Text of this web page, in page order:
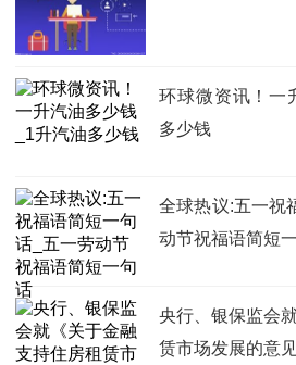
环球微资讯！一
多少钱
全球热议:五一祝
动节祝福语简短
央行、银保监会
赁市场发展的意